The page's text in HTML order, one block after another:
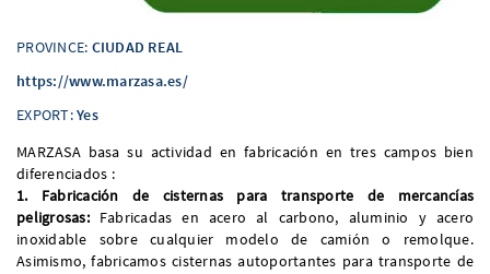
PROVINCE: CIUDAD REAL
https://www.marzasa.es/
EXPORT:Yes
MARZASA basa su actividad en fabricación en tres campos bien
diferenciados :
1. Fabricación de cisternas para transporte de mercancías
peligrosas: Fabricadas en acero al carbono, aluminio y acero
inoxidable sobre cualquier modelo de camión o remolque.
Asimismo, fabricamos cisternas autoportantes para transporte de